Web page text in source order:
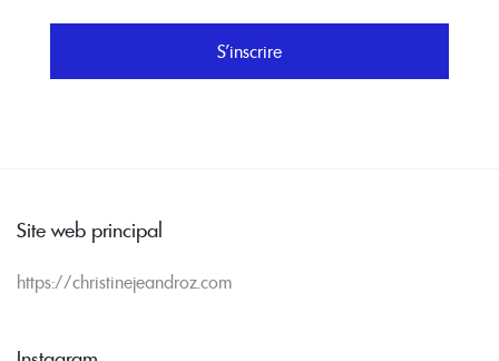
S’inscrire
Site web principal
https://christinejeandroz.com